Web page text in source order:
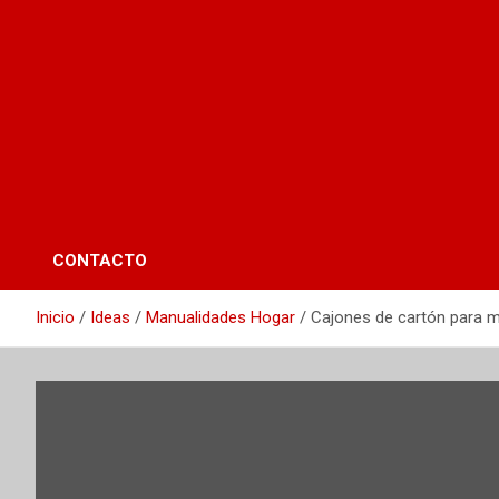
CONTACTO
Inicio Ideas Manualidades Hogar Cajones de cartón para